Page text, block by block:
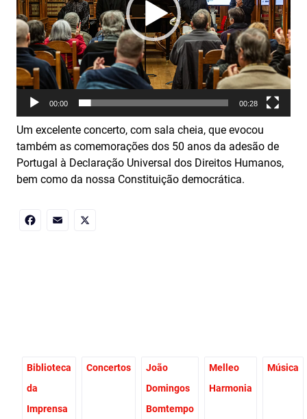
00:00 00:28
Um excelente concerto, com sala cheia, que evocou
também as comemorações dos 50 anos da adesão de
Portugal à Declaração Universal dos Direitos Humanos,
bem como da nossa Constituição democrática.
Biblioteca
da
Imprensa
Concertos
João
Domingos
Bomtempo
Melleo
Harmonia
Música